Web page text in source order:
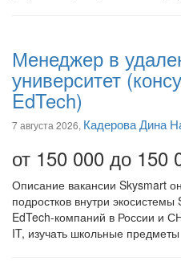
Менеджер в
университет
EdTech)
7 августа 2026, Кадерова Дина
от 150 000 до 150
Описание вакансии Skysmart
подростков внутри
EdTech-компаний в России и
IT, изучать школьные предметы